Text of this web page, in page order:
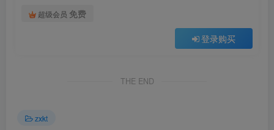
超级会员 免费
登录购买
THE END
zxkt